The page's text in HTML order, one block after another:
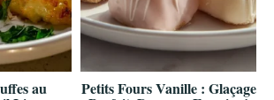
au Petits Fours Vanille : Glaçage